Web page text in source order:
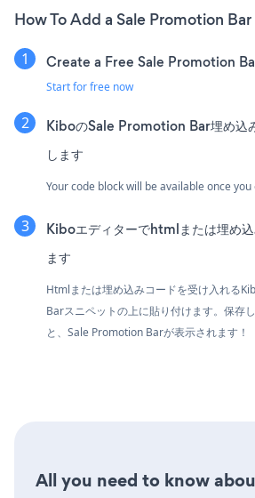
How To Add a Sale Promotion
Create a Free Sale Promotion
Start for free now
KiboのSale Promotion Bar埋め込
します
Your code block will be available once
Kiboエディターでhtmlまたは埋め
ます
Htmlまたは埋め込みコードを受け入れる
Barスニペットの上に貼り付けます。保存
と、Sale Promotion Barが表示されます！
All you need to know